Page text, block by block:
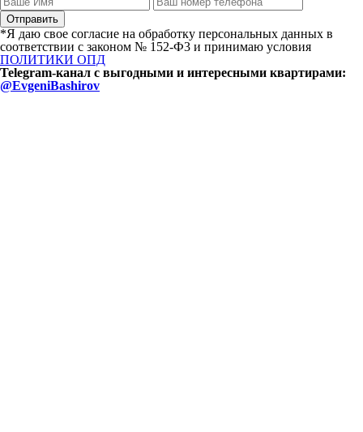
*Я даю свое согласие на обработку персональных данных в
соответствии с законом № 152-Ф3 и принимаю условия
ПОЛИТИКИ ОПД
Telegram-канал с выгодными и интересными квартирами:
@EvgeniBashirov